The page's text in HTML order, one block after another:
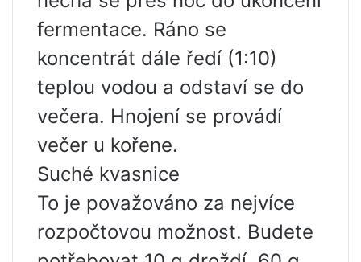
fermentace. Ráno se
koncentrát dále ředí (1:10)
teplou vodou a odstaví se do
večera. Hnojení se provádí
večer u kořene.
Suché kvasnice
To je považováno za nejvíce
rozpočtovou možnost. Budete